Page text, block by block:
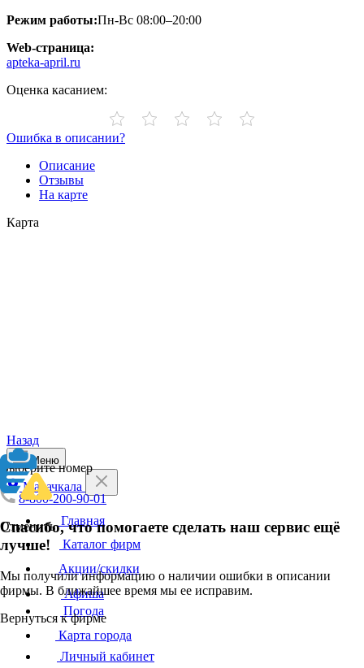
Режим работы:Пн-Вс 08:00–20:00
Web-страница:
apteka-april.ru
Оценка касанием:
Ошибка в описании?
Описание
Отзывы
На карте
Карта
Назад
Выберите номер
8-800-200-90-01
Отменить
Спасибо, что помогаете сделать наш сервис ещё
лучше!
Мы получили информацию о наличии ошибки в описании
фирмы. В ближайшее время мы ее исправим.
Вернуться к фирме
Меню
Махачкала
Главная
Каталог фирм
Акции/скидки
Афиша
Погода
Карта города
Личный кабинет